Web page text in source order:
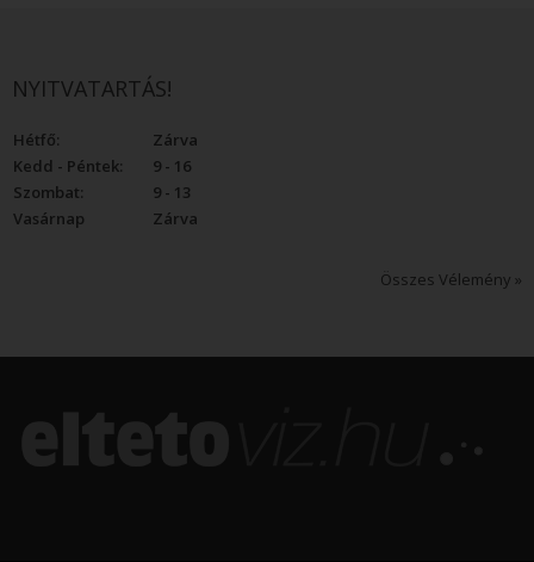
NYITVATARTÁS!
Hétfő:
Zárva
Kedd - Péntek:
9 - 16
Szombat:
9 - 13
Vasárnap
Zárva
Összes Vélemény »